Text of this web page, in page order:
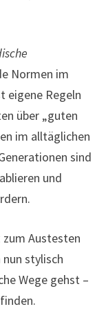
Normen im
eigene Regeln
über „guten
im alltäglichen
sind
und
Austesten
stylisch
Wege gehst –